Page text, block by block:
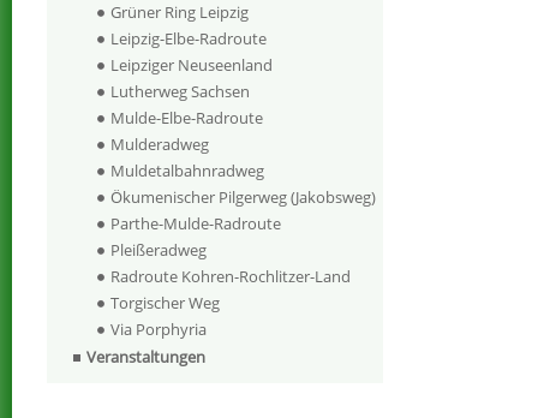
Grüner Ring Leipzig
Leipzig-Elbe-Radroute
Leipziger Neuseenland
Lutherweg Sachsen
Mulde-Elbe-Radroute
Mulderadweg
Muldetalbahnradweg
Ökumenischer Pilgerweg (Jakobsweg)
Parthe-Mulde-Radroute
Pleißeradweg
Radroute Kohren-Rochlitzer-Land
Torgischer Weg
Via Porphyria
Veranstaltungen